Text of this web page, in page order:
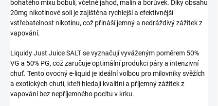
bohatého mixu bobulí, včetně jahod, malin a borůvek. Díky obsahu
20mg nikotinové soli je zajištěna rychlejší a efektivnější
vstřebatelnost nikotinu, což přináší jemný a nedráždivý zážitek z
vapování.
Liquidy Just Juice SALT se vyznačují vyváženým poměrem 50%
VG a 50% PG, což zaručuje optimální produkci páry a intenzivní
chuť. Tento ovocný e-liquid je ideální volbou pro milovníky svěžích
a exotických chutí, kteří hledají kvalitní a příjemný zážitek z
vapování bez nepříjemného pocitu v krku.